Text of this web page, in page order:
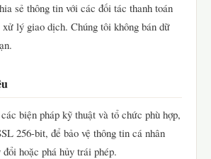
sẻ thông tin với các đối tác thanh toán
lý giao dịch. Chúng tôi không bán dữ
biện pháp kỹ thuật và tổ chức phù hợp,
256-bit, để bảo vệ thông tin cá nhân
hoặc phá hủy trái phép.